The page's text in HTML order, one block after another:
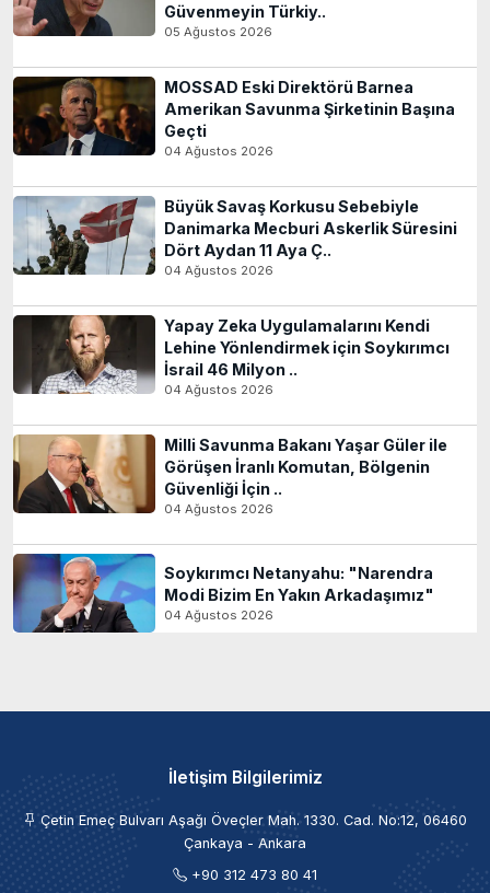
Güvenmeyin Türkiy..
05 Ağustos 2026
MOSSAD Eski Direktörü Barnea
Amerikan Savunma Şirketinin Başına
Geçti
04 Ağustos 2026
Büyük Savaş Korkusu Sebebiyle
Danimarka Mecburi Askerlik Süresini
Dört Aydan 11 Aya Ç..
04 Ağustos 2026
Yapay Zeka Uygulamalarını Kendi
Lehine Yönlendirmek için Soykırımcı
İsrail 46 Milyon ..
04 Ağustos 2026
Milli Savunma Bakanı Yaşar Güler ile
Görüşen İranlı Komutan, Bölgenin
Güvenliği İçin ..
04 Ağustos 2026
Soykırımcı Netanyahu: "Narendra
Modi Bizim En Yakın Arkadaşımız"
04 Ağustos 2026
İletişim Bilgilerimiz
Çetin Emeç Bulvarı Aşağı Öveçler Mah. 1330. Cad. No:12, 06460
Çankaya - Ankara
+90 312 473 80 41